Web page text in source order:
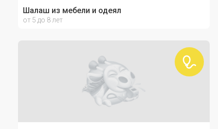
Шалаш из мебели и одеял
от 5 до 8 лет